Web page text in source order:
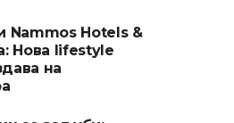
Nammos Hotels &
Нова lifestyle
на